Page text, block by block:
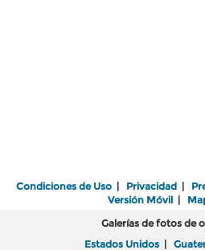
Condiciones de Uso | Privacidad |
Versión Móvil|
Galerías de fotos de
Estados Unidos |